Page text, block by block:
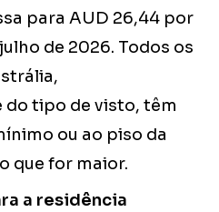
para AUD 26,44 por
de 2026. Todos os
tipo de visto, têm
ou ao piso da
que for maior.
a residência